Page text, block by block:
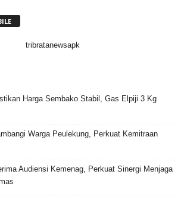
Harga Sembako Stabil, Gas Elpiji 3 Kg
Warga Peulekung, Perkuat Kemitraan
Audiensi Kemenag, Perkuat Sinergi Menjaga